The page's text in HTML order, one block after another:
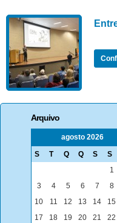
Arquivo
agosto 2026
S
T Q Q S S
1
3
4 5 6 7 8
10
11 12 13 14 15
17
18 19 20 21 22